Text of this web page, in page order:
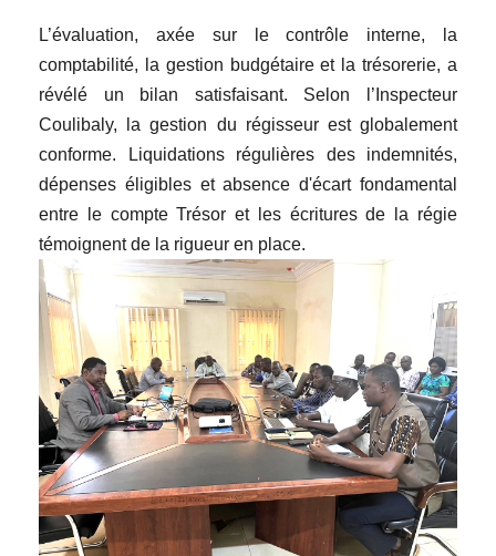
L’évaluation, axée sur le contrôle interne, la
comptabilité, la gestion budgétaire et la trésorerie, a
révélé un bilan satisfaisant. Selon l’Inspecteur
Coulibaly, la gestion du régisseur est globalement
conforme. Liquidations régulières des indemnités,
dépenses éligibles et absence d'écart fondamental
entre le compte Trésor et les écritures de la régie
témoignent de la rigueur en place.